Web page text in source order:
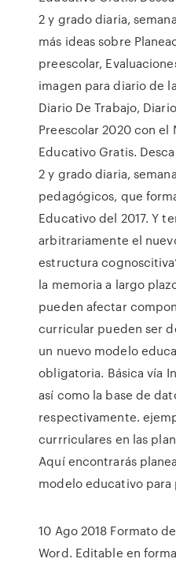
2 y grado diaria,
más ideas sobre
preescolar,
imagen para diario de
Diario De Trabajo,
Preescolar 2020 con el
Educativo Gratis.
2 y grado diaria,
pedagógicos, que
Educativo del 2017. Y
arbitrariamente el
estructura
la memoria a largo
pueden afectar
curricular pueden ser
un nuevo modelo
obligatoria. Básica vía
así como la base de
respectivamente.
currriculares en las
Aquí encontrarás
modelo educativo para
10 Ago 2018 Formato
Word. Editable en